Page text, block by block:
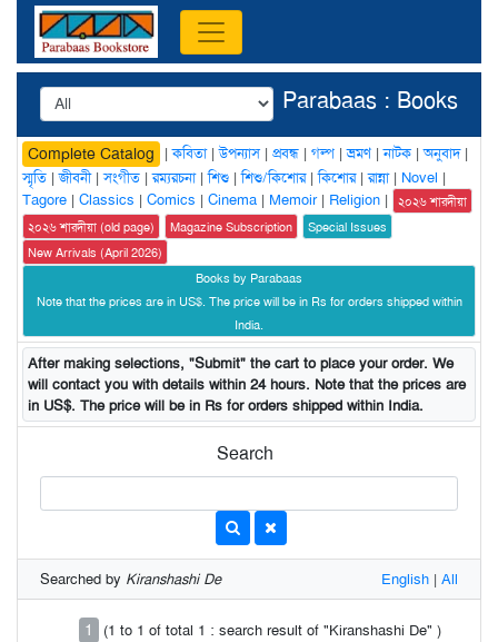
Parabaas : Books
Complete Catalog |কবিতা|উপন্যাস| প্রবন্ধ | গল্প |ভ্রমণ|নাটক |অনুবাদ|
স্মৃতি |জীবনী|সংগীত |রম্যরচনা|শিশু |শিশু/কিশোর|কিশোর|রান্না| Novel |
Tagore | Classics | Comics | Cinema | Memoir| Religion |
২০২৬ শারদীয়া
২০২৬ শারদীয়া (old page)
Magazine Subscription
Special Issues
New Arrivals (April 2026)
Books by Parabaas
Note that the prices are in US$. The price will be in Rs for orders shipped within
India.
After making selections, "Submit" the cart to place your order. We
will contact you with details within 24 hours. Note that the prices are
in US$. The price will be in Rs for orders shipped within India.
Search
Searched by Kiranshashi De English | All
1 (1 to 1 of total 1 : search result of "Kiranshashi De" )